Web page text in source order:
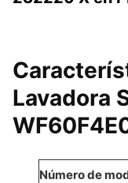
Lavadora
Número de